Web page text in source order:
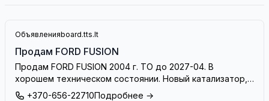
Объявленияboard.tts.lt
Продам FORD FUSION
Продам FORD FUSION 2004 г. ТО до 2027-04. В
хорошем техническом состоянии. Новый катализатор,
новые тормоза. Всего за 1000 Eur. +370-656-22710
+370-656-22710Подробнее →